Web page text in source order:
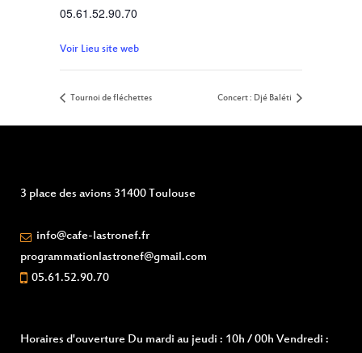
05.61.52.90.70
Voir Lieu site web
Tournoi de fléchettes Concert : Djé Baléti
3 place des avions 31400 Toulouse
info@cafe-lastronef.fr
programmationlastronef@gmail.com
05.61.52.90.70
Horaires d'ouverture Du mardi au jeudi : 10h / 00h Vendredi :